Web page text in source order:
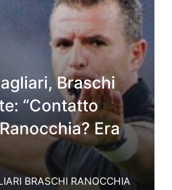
Braschi
“Contatto
Era
BRASCHI RANOCCHIA